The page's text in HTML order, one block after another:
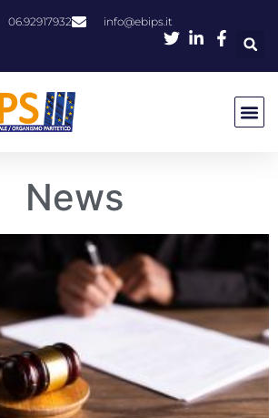
06.92917932 info@ebips.it
News